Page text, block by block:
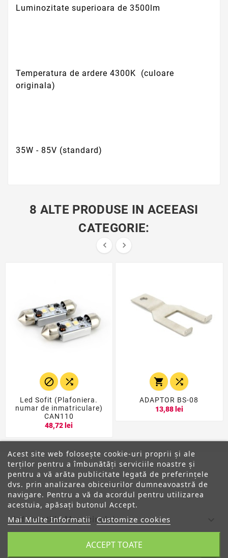
Luminozitate superioara de 3500lm
Temperatura de ardere 4300K (culoare
originala)
35W - 85V (standard)
8 ALTE PRODUSE IN ACEEASI
CATEGORIE:
 
 
Led Sofit (Plafoniera.
numar de inmatriculare)
CAN110
48,72 lei
 
ADAPTOR BS-08
13,88 lei
ANPC
Informatiile Magazinului
Acest site web folosește cookie-uri proprii și ale
terților pentru a îmbunătăți serviciile noastre și
pentru a vă arăta publicitate legată de preferințele
dvs. prin analizarea obiceiurilor dumneavoastră de
navigare. Pentru a vă da acordul pentru utilizarea
acestuia, apăsați butonul Accept.
Mai Multe Informatii Customize cookies
ACCEPT TOATE